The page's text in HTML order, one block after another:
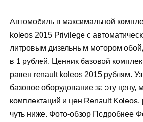
Автомобиль в максимальной
koleos 2015 Privilege с
литровым дизельным мотором
в 1 рублей. Ценник базовой
равен renault koleos 2015 рублям.
базовое оборудование за эту цену,
комплектаций и цен Renault
чуть ниже. Фото-обзор Подробнее